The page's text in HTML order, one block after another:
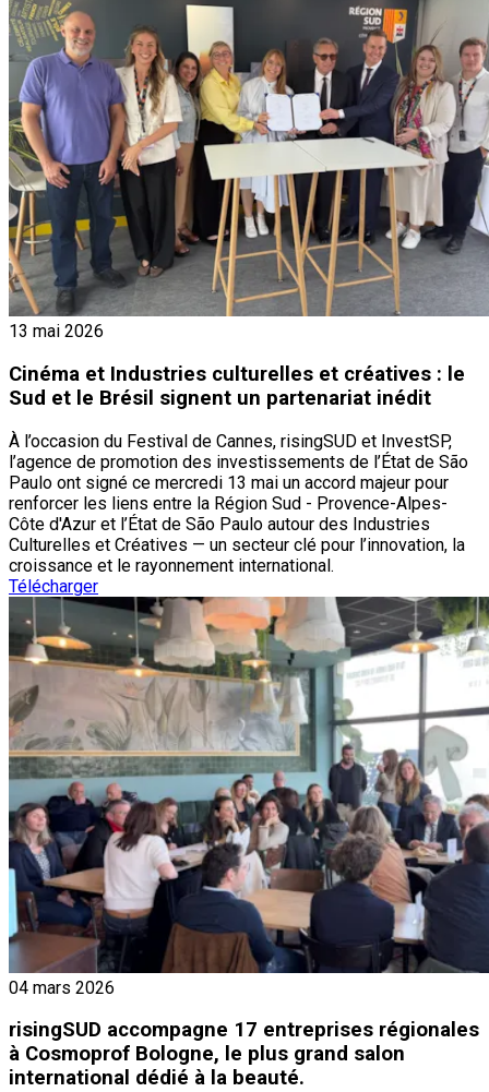
13 mai 2026
Cinéma et Industries culturelles et créatives : le
Sud et le Brésil signent un partenariat inédit
À l’occasion du Festival de Cannes, risingSUD et InvestSP,
l’agence de promotion des investissements de l’État de São
Paulo ont signé ce mercredi 13 mai un accord majeur pour
renforcer les liens entre la Région Sud - Provence-Alpes-
Côte d'Azur et l’État de São Paulo autour des Industries
Culturelles et Créatives — un secteur clé pour l’innovation, la
croissance et le rayonnement international.
Télécharger
04 mars 2026
risingSUD accompagne 17 entreprises régionales
à Cosmoprof Bologne, le plus grand salon
international dédié à la beauté.